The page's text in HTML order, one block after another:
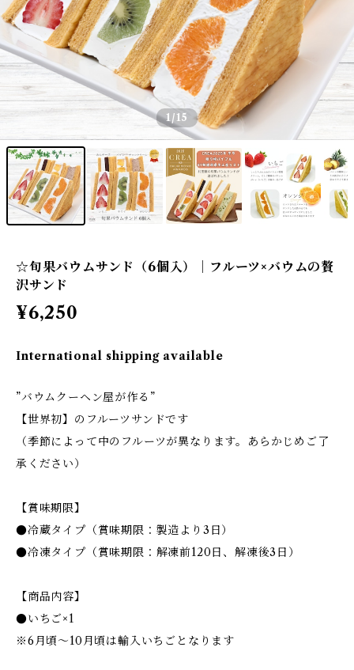
1 /15
☆旬果バウムサンド（6個入）｜フルーツ×バウムの贅
沢サンド
¥6,250
International shipping available
”バウムクーヘン屋が作る”
【世界初】のフルーツサンドです
（季節によって中のフルーツが異なります。あらかじめご了
承ください）
【賞味期限】
●冷蔵タイプ（賞味期限：製造より3日）
●冷凍タイプ（賞味期限：解凍前120日、解凍後3日）
【商品内容】
●いちご×1
※6月頃～10月頃は輸入いちごとなります